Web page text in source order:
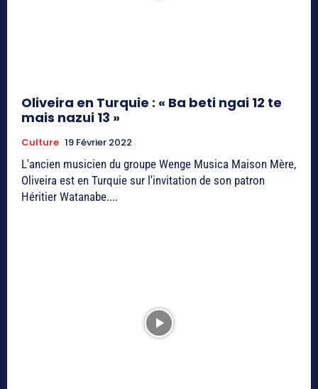
Oliveira en Turquie : « Ba beti ngai 12 te
mais nazui 13 »
Culture 19 Février 2022
L'ancien musicien du groupe Wenge Musica Maison Mère,
Oliveira est en Turquie sur l'invitation de son patron
Héritier Watanabe....